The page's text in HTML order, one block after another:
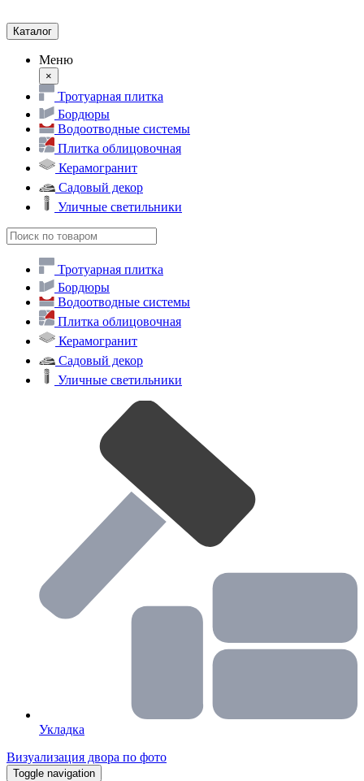
Каталог
Меню
×
Тротуарная плитка
Бордюры
Водоотводные системы
Плитка облицовочная
Керамогранит
Садовый декор
Уличные светильники
Тротуарная плитка
Бордюры
Водоотводные системы
Плитка облицовочная
Керамогранит
Садовый декор
Уличные светильники
Укладка
Визуализация двора по фото
Toggle navigation